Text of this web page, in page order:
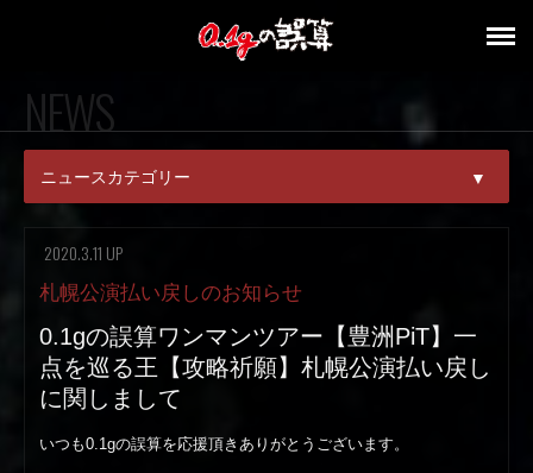
NEWS
ニュースカテゴリー ▼
PICK UP
NEWS
RELEASE
LIVE
2020.3.11 UP
札幌公演払い戻しのお知らせ
0.1gの誤算ワンマンツアー【豊洲PiT】一
点を巡る王【攻略祈願】札幌公演払い戻し
に関しまして
いつも0.1gの誤算を応援頂きありがとうございます。